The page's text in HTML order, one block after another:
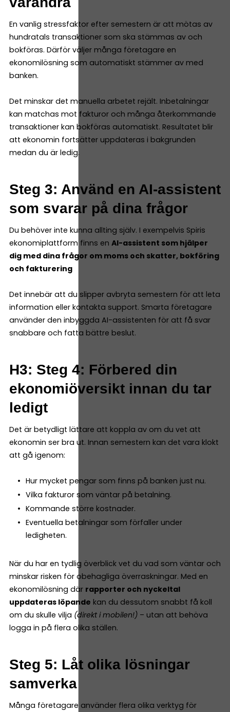
En vanlig stressfaktor efter semestern är att mötas av
hundratals transaktioner som ska stämmas av och
bokföras. Därför väljer många företagare en
ekonomilösning som automatiskt stämmer av med
banken.
Det minskar det manuella arbetet rejält. Inbetalningar
kan matchas mot fakturor och många återkommande
transaktioner kan bokföras automatiskt. Resultatet blir
att ekonomin fortsätter uppdateras i bakgrunden
medan du är ledig.
Steg 3: Använd en AI-assistent
som svarar på dina frågor
Du behöver inte kunna allting själv. I exempelvis Spiris
ekonomiplattform finns en AI-assistent som hjälper
dig med dina frågor om moms och skatter, bokföring
och fakturering
Det innebär att du slipper avbryta semestern för att leta
information eller kontakta support. Smarta företagare
använder den inbyggda AI-assistenten för att få svar
snabbare och fatta bättre beslut.
H3: Steg 4: Förbered din
ekonomiöversikt innan du tar
ledigt
Det är betydligt lättare att koppla av om du vet att
ekonomin ser bra ut. Innan semestern kan det vara klokt
att gå igenom:
Hur mycket pengar som finns på banken just nu.
Vilka fakturor som väntar på betalning.
Kommande större kostnader.
Eventuella betalningar som förfaller under
ledigheten.
När du har en tydlig överblick vet du vad som väntar och
minskar risken för obehagliga överraskningar. Med en
ekonomilösning där rapporter och nyckeltal
uppdateras löpande kan du dessutom snabbt få koll
om du skulle vilja (direkt i mobilen!) – utan att behöva
logga in på flera olika ställen.
Steg 5: Låt olika lösningar
samverka
Många företagare använder flera olika verktyg för